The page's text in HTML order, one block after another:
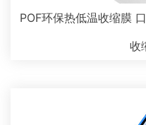
POF环保热低温收缩膜
收